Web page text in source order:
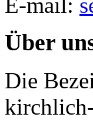
Über
Die